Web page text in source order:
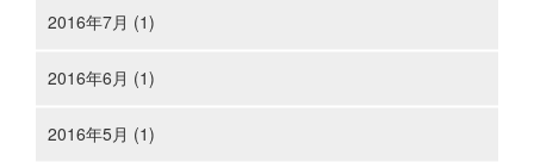
2016年7月 (1)
2016年6月 (1)
2016年5月 (1)